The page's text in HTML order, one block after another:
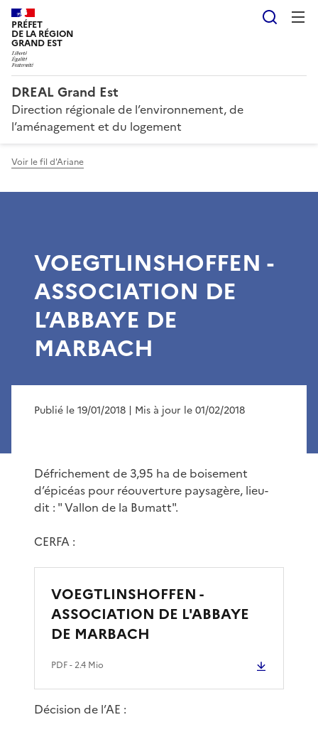
PRÉFET
DE LA RÉGION
GRAND EST
DREAL Grand Est
Direction régionale de l’environnement, de
l’aménagement et du logement
Voir le fil d'Ariane
VOEGTLINSHOFFEN -
ASSOCIATION DE
L’ABBAYE DE
MARBACH
Publié le 19/01/2018 | Mis à jour le 01/02/2018
Défrichement de 3,95 ha de boisement
d’épicéas pour réouverture paysagère, lieu-
dit : " Vallon de la Bumatt".
CERFA :
VOEGTLINSHOFFEN -
ASSOCIATION DE L'ABBAYE
DE MARBACH
PDF- 2.4 Mio
Décision de l’AE :